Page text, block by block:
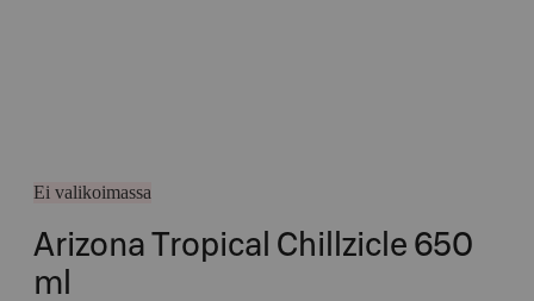
Ei valikoimassa
Arizona Tropical Chillzicle 650
ml